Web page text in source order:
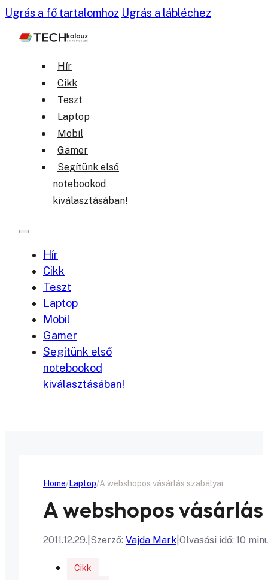
Ugrás a fő tartalomhoz Ugrás a lábléchez
Hír
Cikk
Teszt
Laptop
Mobil
Gamer
Segítünk első
notebookod
kiválasztásában!
Hír
Cikk
Teszt
Laptop
Mobil
Gamer
Segítünk első
notebookod
kiválasztásában!
Home Laptop A webshopos vásárlás szabályai
A webshopos
2011.12.29. Szerző: Vajda Mark Olvasási idő: 10
Cikk